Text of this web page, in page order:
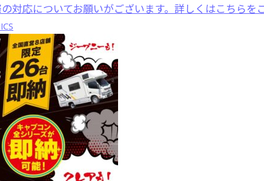
対応についてお願いがございます。 詳しくはこちらを